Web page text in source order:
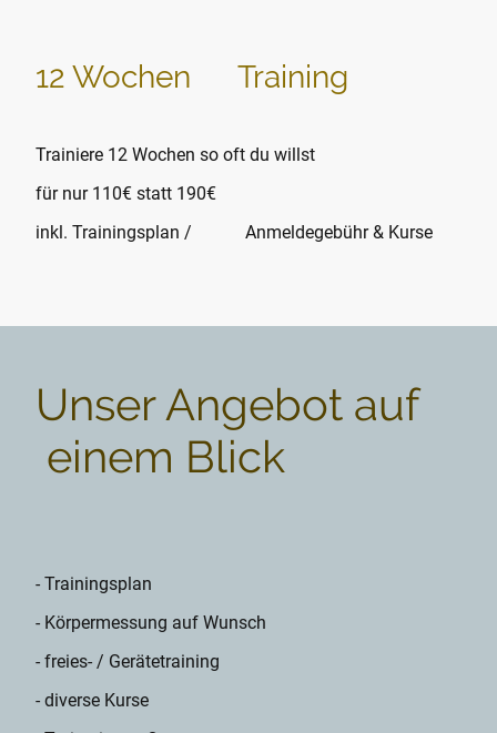
12 Wochen Training
Trainiere 12 Wochen so oft du willst
für nur 110€ statt 190€
inkl. Trainingsplan / Anmeldegebühr & Kurse
Unser Angebot auf
einem Blick
- Trainingsplan
- Körpermessung auf Wunsch
- freies- / Gerätetraining
- diverse Kurse